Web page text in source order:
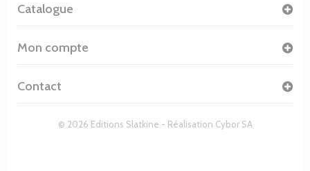
© 2026 Editions Slatkine - Réalisation Cybor SA
Catalogue
Mon compte
Contact